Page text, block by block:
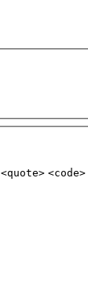
<quote> <code>